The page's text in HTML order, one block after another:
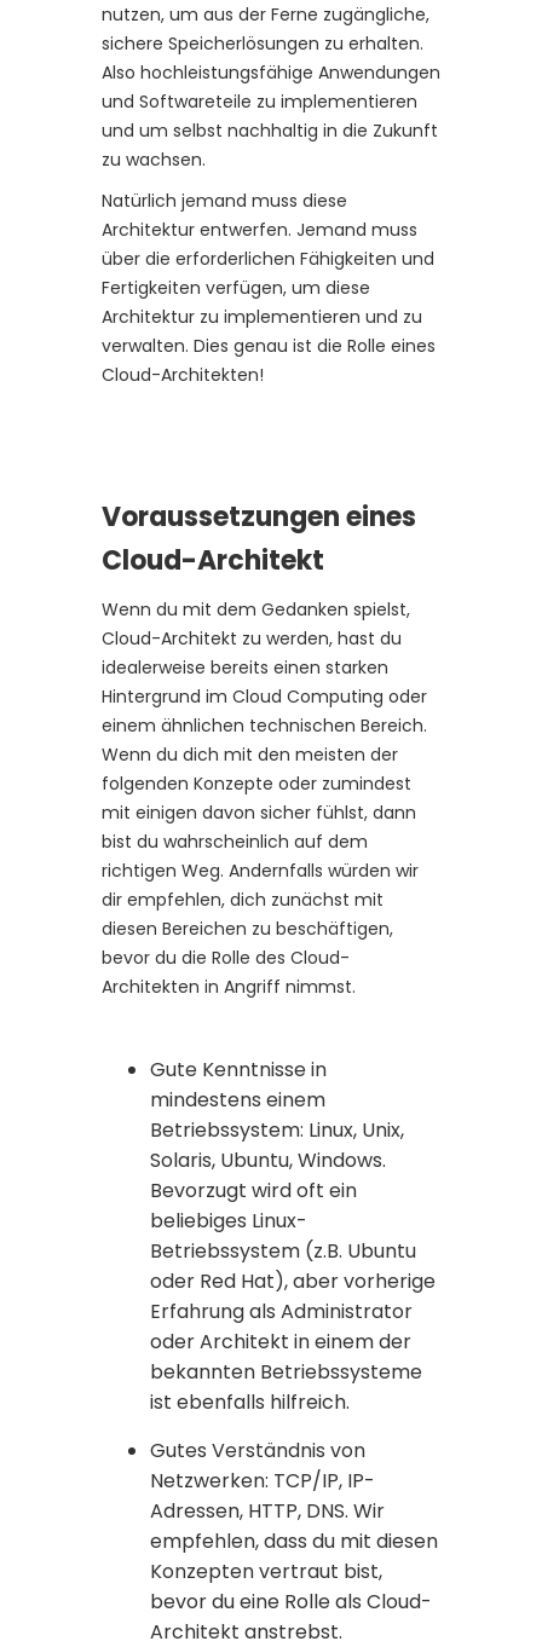
nutzen, um aus der Ferne zugängliche,
sichere Speicherlösungen zu erhalten.
Also hochleistungsfähige Anwendungen
und Softwareteile zu implementieren
und um selbst nachhaltig in die Zukunft
zu wachsen.
Natürlich jemand muss diese
Architektur entwerfen. Jemand muss
über die erforderlichen Fähigkeiten und
Fertigkeiten verfügen, um diese
Architektur zu implementieren und zu
verwalten. Dies genau ist die Rolle eines
Cloud-Architekten!
Voraussetzungen eines
Cloud-Architekt
Wenn du mit dem Gedanken spielst,
Cloud-Architekt zu werden, hast du
idealerweise bereits einen starken
Hintergrund im Cloud Computing oder
einem ähnlichen technischen Bereich.
Wenn du dich mit den meisten der
folgenden Konzepte oder zumindest
mit einigen davon sicher fühlst, dann
bist du wahrscheinlich auf dem
richtigen Weg. Andernfalls würden wir
dir empfehlen, dich zunächst mit
diesen Bereichen zu beschäftigen,
bevor du die Rolle des Cloud-
Architekten in Angriff nimmst.
Gute Kenntnisse in
mindestens einem
Betriebssystem: Linux, Unix,
Solaris, Ubuntu, Windows.
Bevorzugt wird oft ein
beliebiges Linux-
Betriebssystem (z.B. Ubuntu
oder Red Hat), aber vorherige
Erfahrung als Administrator
oder Architekt in einem der
bekannten Betriebssysteme
ist ebenfalls hilfreich.
Gutes Verständnis von
Netzwerken: TCP/IP, IP-
Adressen, HTTP, DNS. Wir
empfehlen, dass du mit diesen
Konzepten vertraut bist,
bevor du eine Rolle als Cloud-
Architekt anstrebst.